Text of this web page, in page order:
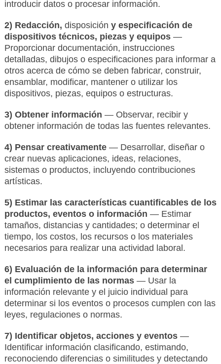
introducir datos o procesar información.
2) Redacción, disposición y especificación de
dispositivos técnicos, piezas y equipos—
Proporcionar documentación, instrucciones
detalladas, dibujos o especificaciones para informar a
otros acerca de cómo se deben fabricar, construir,
ensamblar, modificar, mantener o utilizar los
dispositivos, piezas, equipos o estructuras.
3) Obtener información — Observar, recibir y
obtener información de todas las fuentes relevantes.
4) Pensar creativamente— Desarrollar, diseñar o
crear nuevas aplicaciones, ideas, relaciones,
sistemas o productos, incluyendo contribuciones
artísticas.
5) Estimar las características cuantificables de los
productos, eventos o información — Estimar
tamaños, distancias y cantidades; o determinar el
tiempo, los costos, los recursos o los materiales
necesarios para realizar una actividad laboral.
6) Evaluación de la información para determinar
el cumplimiento de las normas— Usar la
información relevante y el juicio individual para
determinar si los eventos o procesos cumplen con las
leyes, regulaciones o normas.
7) Identificar objetos, acciones y eventos—
Identificar información clasificando, estimando,
reconociendo diferencias o similitudes y detectando